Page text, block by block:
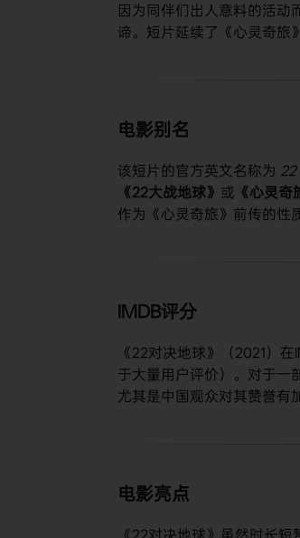
因为同伴们出人意料的活动
谛。短片延续了《心灵奇旅
电影别名
该短片的官方英文名称为 22
《22大战地球》​ ​或​ 《心灵奇
作为《心灵奇旅》前传的性
IMDB评分
《22对决地球》（2021）
于大量用户评价）。对于一
尤其是中国观众对其赞誉有
电影亮点
《22对决地球》虽然时长